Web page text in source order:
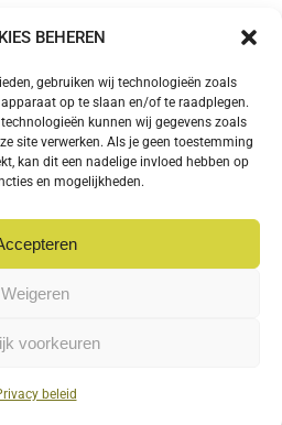
BEHEREN
gebruiken wij technologieën zoals
op te slaan en/of te raadplegen.
kunnen wij gegevens zoals
site verwerken. Als je geen toestemming
kan dit een nadelige invloed hebben op
en mogelijkheden.
Weigeren
voorkeuren
beleid
byNova Nexus